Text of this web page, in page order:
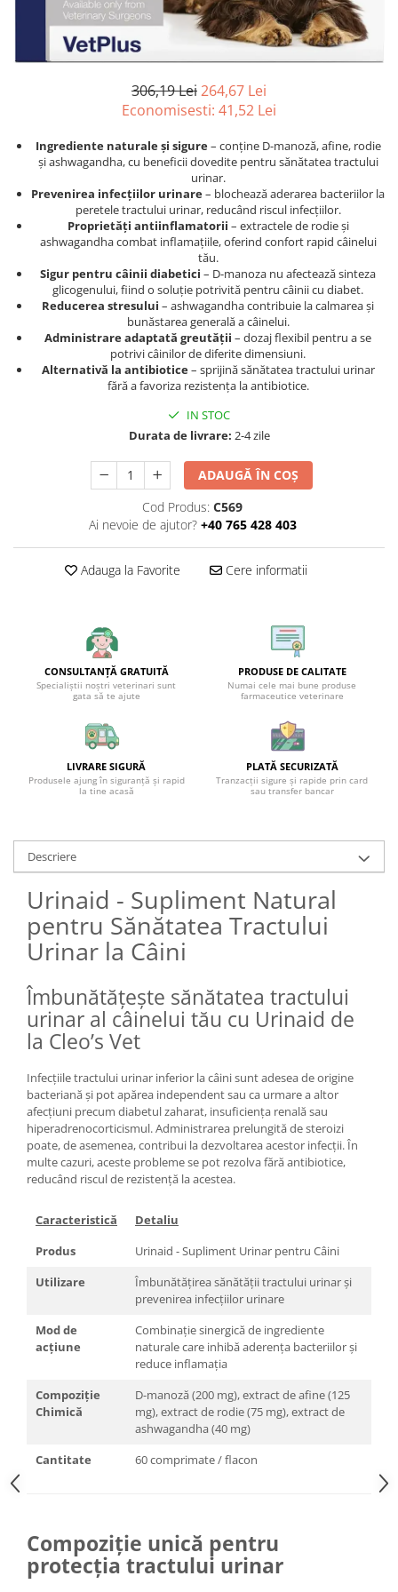
Afecțiuni hepatice
Afecțiuni neurologice
Afecțiuni oftalmice
Afecțiuni respiratorii
Suplimente
Suplimente nutritive
Vitamine și minerale
Hrană
Hrană umedă
Hrană uscată
Recompense și snack-uri
Igienă
Igienă orală
Șampoane și balsamuri
Afecțiuni hepatice
Afecțiuni neurologice
Afecțiuni oftalmice
Afecțiuni renale și urinare
Suplimente
Suplimente nutritive
Vitamine și minerale
Hrană
Hrană umedă
Hrană uscată
Igienă
Așternut Tofu / Nisip
Igienă orală
Șampoane și balsamuri
306,19 Lei264,67 Lei
Economisesti: 41,52 Lei
Ingrediente naturale și sigure– conține D-manoză, afine, rodie
și ashwagandha, cu beneficii dovedite pentru sănătatea tractului
urinar.
Prevenirea infecțiilor urinare– blochează aderarea bacteriilor la
peretele tractului urinar, reducând riscul infecțiilor.
Proprietăți antiinflamatorii – extractele de rodie și
ashwagandha combat inflamațiile, oferind confort rapid câinelui
tău.
Sigur pentru câinii diabetici – D-manoza nu afectează sinteza
glicogenului, fiind o soluție potrivită pentru câinii cu diabet.
Reducerea stresului – ashwagandha contribuie la calmarea și
bunăstarea generală a câinelui.
Administrare adaptată greutății – dozaj flexibil pentru a se
potrivi câinilor de diferite dimensiuni.
Alternativă la antibiotice– sprijină sănătatea tractului urinar
fără a favoriza rezistența la antibiotice.
IN STOC
Durata de livrare: 2-4 zile
ADAUGĂ ÎN COȘ
Cod Produs: C569
Ai nevoie de ajutor? +40 765 428 403
Adauga la Favorite Cere informatii
CONSULTANȚĂ GRATUITĂ
Specialiștii noștri veterinari sunt
gata să te ajute
PRODUSE DE CALITATE
Numai cele mai bune produse
farmaceutice veterinare
LIVRARE SIGURĂ
Produsele ajung în siguranță și rapid
la tine acasă
PLATĂ SECURIZATĂ
Tranzacții sigure și rapide prin card
sau transfer bancar
Descriere
Urinaid - Supliment Natural
pentru Sănătatea Tractului
Urinar la Câini
Îmbunătățește sănătatea tractului
urinar al câinelui tău cu Urinaid de
la Cleo’s Vet
Infecțiile tractului urinar inferior la câini sunt adesea de origine
bacteriană și pot apărea independent sau ca urmare a altor
afecțiuni precum diabetul zaharat, insuficiența renală sau
hiperadrenocorticismul. Administrarea prelungită de steroizi
poate, de asemenea, contribui la dezvoltarea acestor infecții. În
multe cazuri, aceste probleme se pot rezolva fără antibiotice,
reducând riscul de rezistență la acestea.
Caracteristică
Detaliu
Produs
Urinaid - Supliment Urinar pentru Câini
Utilizare
Îmbunătățirea sănătății tractului urinar și
prevenirea infecțiilor urinare
Mod de
acțiune
Combinație sinergică de ingrediente
naturale care inhibă aderența bacteriilor și
reduce inflamația
Compoziție
Chimică
D-manoză (200 mg), extract de afine (125
mg), extract de rodie (75 mg), extract de
ashwagandha (40 mg)
Cantitate
60 comprimate / flacon
Compoziție unică pentru
protecția tractului urinar